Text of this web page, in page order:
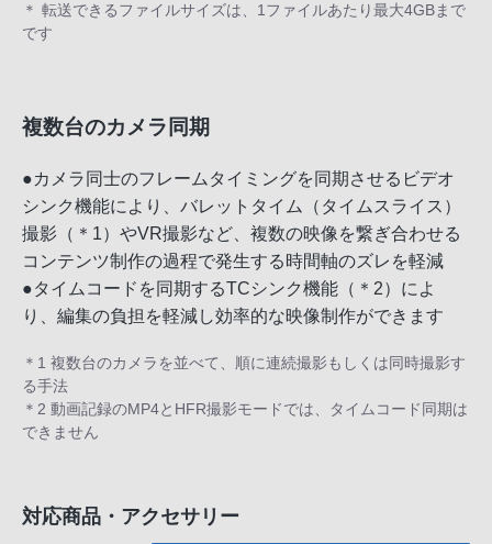
＊ 転送できるファイルサイズは、1ファイルあたり最大4GBまで
です
複数台のカメラ同期
●カメラ同士のフレームタイミングを同期させるビデオ
シンク機能により、バレットタイム（タイムスライス）
撮影（＊1）やVR撮影など、複数の映像を繋ぎ合わせる
コンテンツ制作の過程で発生する時間軸のズレを軽減
●タイムコードを同期するTCシンク機能（＊2）によ
り、編集の負担を軽減し効率的な映像制作ができます
＊1 複数台のカメラを並べて、順に連続撮影もしくは同時撮影す
る手法
＊2 動画記録のMP4とHFR撮影モードでは、タイムコード同期は
できません
対応商品・アクセサリー